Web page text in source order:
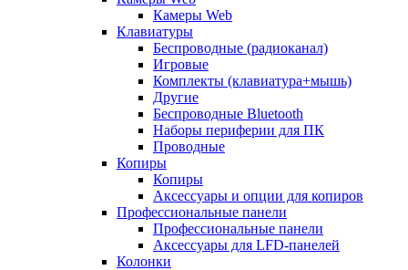
Камеры Web
Клавиатуры
Беспроводные (радиоканал)
Игровые
Комплекты (клавиатура+мышь)
Другие
Беспроводные Bluetooth
Наборы периферии для ПК
Проводные
Копиры
Копиры
Аксессуары и опции для копиров
Профессиональные панели
Профессиональные панели
Аксессуары для LFD-панелей
Колонки